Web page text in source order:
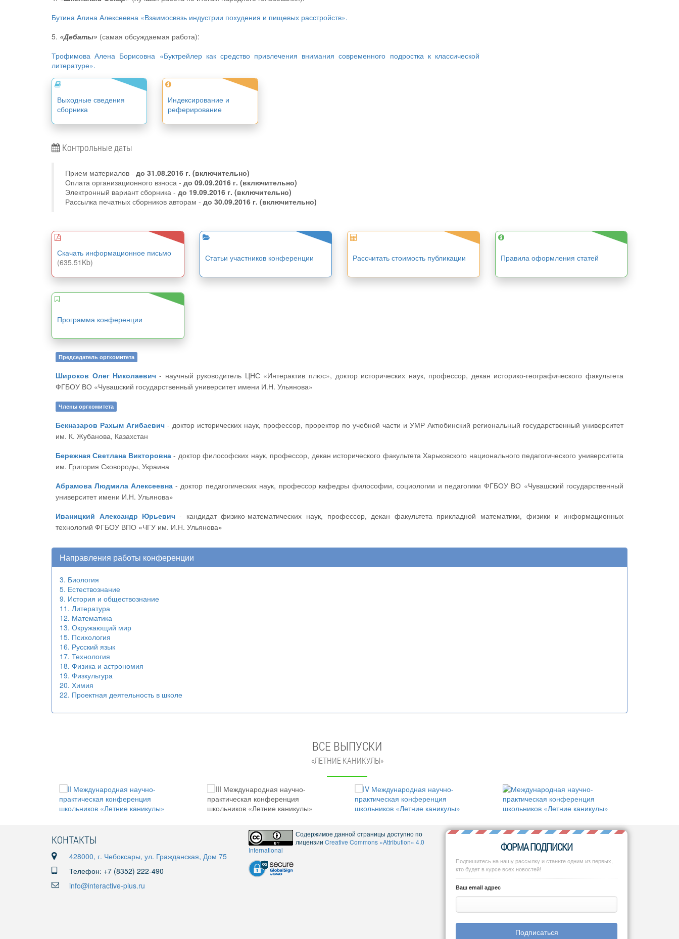
Бутина Алина Алексеевна «Взаимосвязь индустрии похудения и пищевых расстройств».
5. «Дебаты» (самая обсуждаемая работа):
Трофимова Алена Борисовна «Буктрейлер как средство привлечения внимания современного подростка к классической
литературе».
Выходные сведения
сборника
Индексирование и
реферирование
Контрольные даты
Прием материалов - до 31.08.2016 г. (включительно)
Оплата организационного взноса - до 09.09.2016 г. (включительно)
Электронный вариант сборника - до 19.09.2016 г. (включительно)
Рассылка печатных сборников авторам - до 30.09.2016 г. (включительно)
Скачать информационное письмо
(635.51Kb)
Статьи участников конференции Рассчитать стоимость публикации Правила оформления статей
Программа конференции
Председатель оргкомитета
Широков Олег Николаевич
ФГБОУ ВО «Чувашский государственный университет имени И.Н. Ульянова»
Члены оргкомитета
Бекназаров Рахым Агибаевич
им. К. Жубанова, Казахстан
Бережная Светлана Викторовна
им. Григория Сковороды, Украина
Абрамова Людмила Алексеевна
университет имени И.Н. Ульянова»
Иваницкий Александр Юрьевич
технологий ФГБОУ ВПО «ЧГУ им. И.Н. Ульянова»
Направления работы конференции
3. Биология
5. Естествознание
9. История и обществознание
11. Литература
12. Математика
13. Окружающий мир
15. Психология
16. Русский язык
17. Технология
18. Физика и астрономия
19. Физкультура
20. Химия
22. Проектная деятельность в школе
ВСЕ ВЫПУСКИ
«ЛЕТНИЕ КАНИКУЛЫ»
КОНТАКТЫ
428000, г. Чебоксары, ул. Гражданская, Дом 75
Телефон: +7 (8352) 222-490
info@interactive-plus.ru
Содержимое данной страницы доступно по
лицензии Creative Commons «Attribution» 4.0
International
ФОРМА ПОДПИСКИ
Подпишитесь на нашу рассылку и станьте одним из первых,
кто будет в курсе всех новостей!
Ваш email адрес
Подписаться